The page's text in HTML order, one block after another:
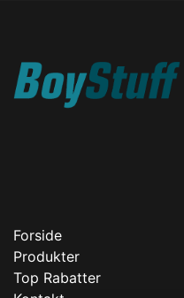
Forside
Produkter
Top Rabatter